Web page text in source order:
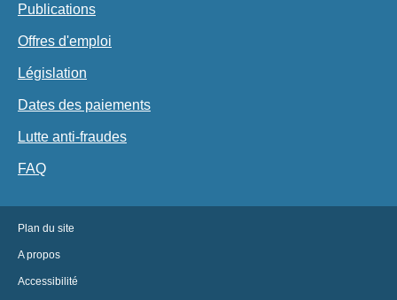
Publications
Offres d'emploi
Législation
Dates des paiements
Lutte anti-fraudes
FAQ
Plan du site
A propos
Accessibilité